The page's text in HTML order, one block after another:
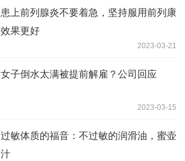
患上前列腺炎不要着急，坚持服用前列康
效果更好
2023-03-21
女子倒水太满被提前解雇？公司回应
2023-03-15
过敏体质的福音：不过敏的润滑油，蜜壶
汁